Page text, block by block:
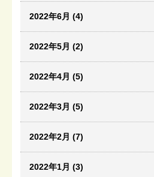
2022年6月 (4)
2022年5月 (2)
2022年4月 (5)
2022年3月 (5)
2022年2月 (7)
2022年1月 (3)